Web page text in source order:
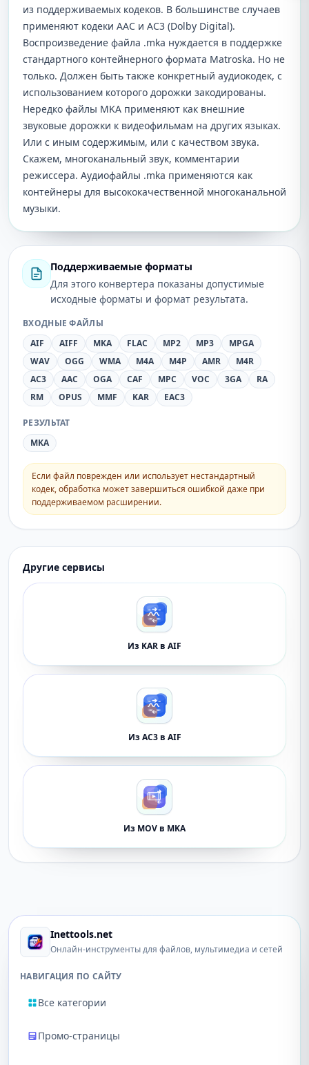
из поддерживаемых кодеков. В большинстве случаев
применяют кодеки AAC и AC3 (Dolby Digital).
Воспроизведение файла .mka нуждается в поддержке
стандартного контейнерного формата Matroska. Но не
только. Должен быть также конкретный аудиокодек, с
использованием которого дорожки закодированы.
Нередко файлы MKA применяют как внешние
звуковые дорожки к видеофильмам на других языках.
Или с иным содержимым, или с качеством звука.
Скажем, многоканальный звук, комментарии
режиссера. Аудиофайлы .mka применяются как
контейнеры для высококачественной многоканальной
музыки.
Поддерживаемые форматы
Для этого конвертера показаны допустимые
исходные форматы и формат результата.
ВХОДНЫЕ ФАЙЛЫ
AIF
AIFF MKA FLAC MP2 MP3
MPGA
WAV
OGG WMA M4A M4P AMR
M4R
AC3
AAC OGA CAF MPC VOC 3GA
RA
RM
OPUS MMF KAR EAC3
РЕЗУЛЬТАТ
MKA
Если файл поврежден или использует нестандартный
кодек, обработка может завершиться ошибкой даже при
поддерживаемом расширении.
Другие сервисы
Из KAR в AIF
Из AC3 в AIF
Из MOV в MKA
Inettools.net
Онлайн-инструменты для файлов, мультимедиа и сетей
НАВИГАЦИЯ ПО САЙТУ
Все категории
Промо-страницы